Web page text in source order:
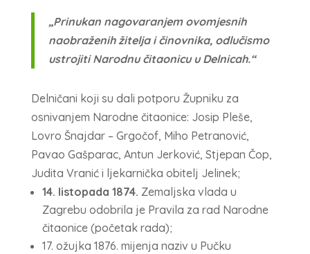
„Prinukan nagovaranjem ovomjesnih
naobraženih žitelja i činovnika, odlučismo
ustrojiti Narodnu čitaonicu u Delnicah.“
Delničani koji su dali potporu Župniku za
osnivanjem Narodne čitaonice: Josip Pleše,
Lovro Šnajdar – Grgočof, Miho Petranović,
Pavao Gašparac, Antun Jerković, Stjepan Čop,
Judita Vranić i ljekarnička obitelj Jelinek;
14. listopada 1874. Zemaljska vlada u
Zagrebu odobrila je Pravila za rad Narodne
čitaonice (početak rada);
17. ožujka 1876. mijenja naziv u Pučku